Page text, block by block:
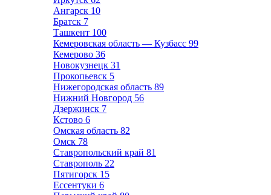
Ангарск 10
Братск 7
Ташкент 100
Кемеровская область — Кузбасс 99
Кемерово 36
Новокузнецк 31
Прокопьевск 5
Нижегородская область 89
Нижний Новгород 56
Дзержинск 7
Кстово 6
Омская область 82
Омск 78
Ставропольский край 81
Ставрополь 22
Пятигорск 15
Ессентуки 6